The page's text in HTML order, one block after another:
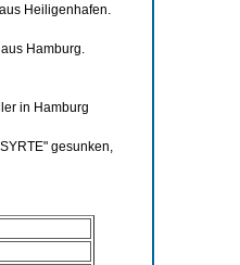
Heiligenhafen.
Hamburg.
in Hamburg
gesunken,